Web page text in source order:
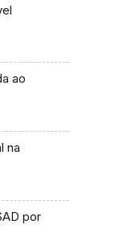
ao
na
por